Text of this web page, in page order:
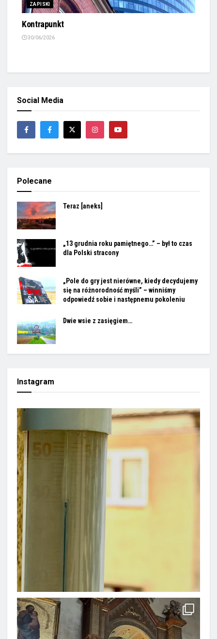
ZAPISKI
Kontrapunkt
30/06/2026
Social Media
Polecane
Teraz [aneks]
„13 grudnia roku pamiętnego…” – był to czas
dla Polski stracony
„Pole do gry jest nierówne, kiedy decydujemy
się na różnorodność myśli” – winniśmy
odpowiedź sobie i następnemu pokoleniu
Dwie wsie z zasięgiem…
Instagram